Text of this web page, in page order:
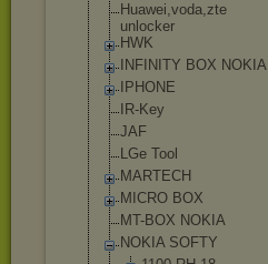
Huawei,voda,zte
unlocker
HWK
INFINITY BOX NOKIA
IPHONE
IR-Key
JAF
LGe Tool
MARTECH
MICRO BOX
MT-BOX NOKIA
NOKIA SOFTY